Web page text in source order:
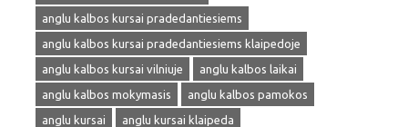
anglu kalbos kursai pradedantiesiems
anglu kalbos kursai pradedantiesiems klaipedoje
anglu kalbos kursai vilniuje
anglu kalbos laikai
anglu kalbos mokymasis
anglu kalbos pamokos
anglu kursai
anglu kursai klaipeda